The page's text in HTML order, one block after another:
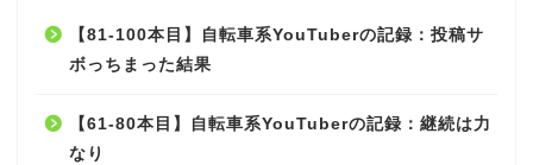
【81-100本目】自転車系YouTuberの記録：投稿サ
ボっちまった結果
【61-80本目】自転車系YouTuberの記録：継続は力
なり